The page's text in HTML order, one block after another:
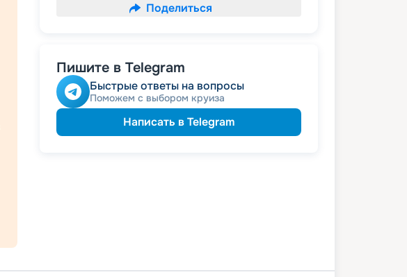
Поделиться
Пишите в Telegram
Быстрые ответы на вопросы
Поможем с выбором круиза
Написать в Telegram